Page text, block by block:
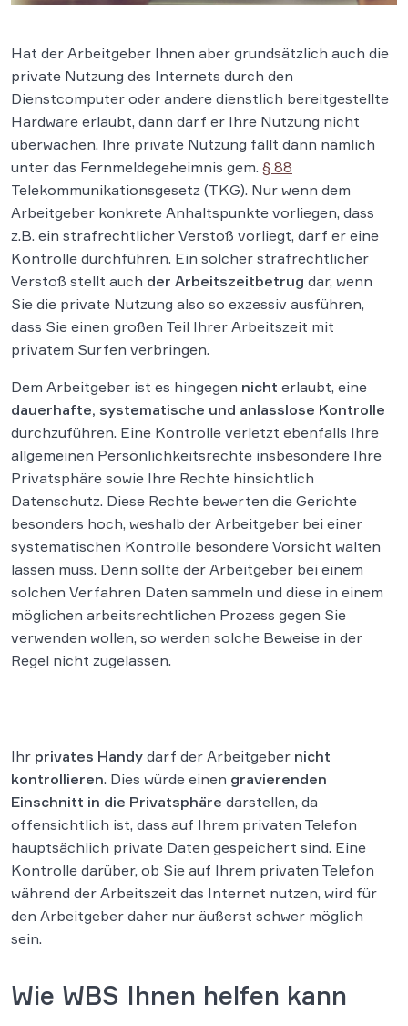
Hat der Arbeitgeber Ihnen aber grundsätzlich auch die
private Nutzung des Internets durch den
Dienstcomputer oder andere dienstlich bereitgestellte
Hardware erlaubt, dann darf er Ihre Nutzung nicht
überwachen. Ihre private Nutzung fällt dann nämlich
unter das Fernmeldegeheimnis gem. § 88
Telekommunikationsgesetz (TKG). Nur wenn dem
Arbeitgeber konkrete Anhaltspunkte vorliegen, dass
z.B. ein strafrechtlicher Verstoß vorliegt, darf er eine
Kontrolle durchführen. Ein solcher strafrechtlicher
Verstoß stellt auch der Arbeitszeitbetrug dar, wenn
Sie die private Nutzung also so exzessiv ausführen,
dass Sie einen großen Teil Ihrer Arbeitszeit mit
privatem Surfen verbringen.
Dem Arbeitgeber ist es hingegen nicht erlaubt, eine
dauerhafte, systematische und anlasslose Kontrolle
durchzuführen. Eine Kontrolle verletzt ebenfalls Ihre
allgemeinen Persönlichkeitsrechte insbesondere Ihre
Privatsphäre sowie Ihre Rechte hinsichtlich
Datenschutz. Diese Rechte bewerten die Gerichte
besonders hoch, weshalb der Arbeitgeber bei einer
systematischen Kontrolle besondere Vorsicht walten
lassen muss. Denn sollte der Arbeitgeber bei einem
solchen Verfahren Daten sammeln und diese in einem
möglichen arbeitsrechtlichen Prozess gegen Sie
verwenden wollen, so werden solche Beweise in der
Regel nicht zugelassen.
Ihr privates Handy darf der Arbeitgeber nicht
kontrollieren. Dies würde einen gravierenden
Einschnitt in die Privatsphäre darstellen, da
offensichtlich ist, dass auf Ihrem privaten Telefon
hauptsächlich private Daten gespeichert sind. Eine
Kontrolle darüber, ob Sie auf Ihrem privaten Telefon
während der Arbeitszeit das Internet nutzen, wird für
den Arbeitgeber daher nur äußerst schwer möglich
sein.
Wie WBS Ihnen helfen kann